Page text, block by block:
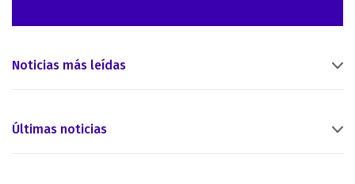
Noticias más leídas
Últimas noticias